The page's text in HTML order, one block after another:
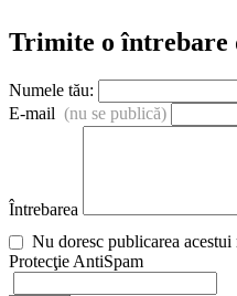
Trimite o întrebare
Numele tău:
E-mail (nu se publică)
Întrebarea
Nu doresc publicarea acestui
Protecţie AntiSpam